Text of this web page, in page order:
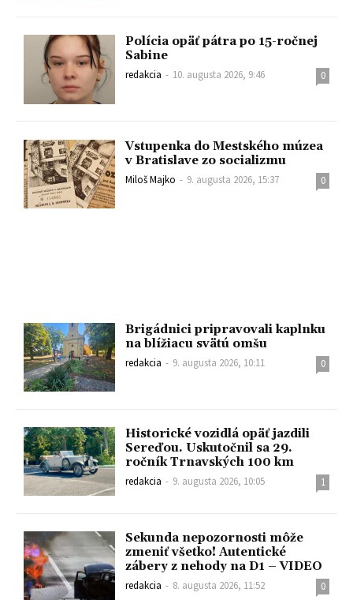
Polícia opäť pátra po 15-ročnej
Sabine
redakcia - 10. augusta 2026, 9:46 0
Vstupenka do Mestského múzea
v Bratislave zo socializmu
Miloš Majko - 9. augusta 2026, 15:37 0
Brigádnici pripravovali kaplnku
na blížiacu svätú omšu
redakcia - 9. augusta 2026, 10:11 0
Historické vozidlá opäť jazdili
Sereďou. Uskutočnil sa 29.
ročník Trnavských 100 km
redakcia - 9. augusta 2026, 10:05 1
Sekunda nepozornosti môže
zmeniť všetko! Autentické
zábery z nehody na D1 – VIDEO
redakcia - 8. augusta 2026, 11:52 0